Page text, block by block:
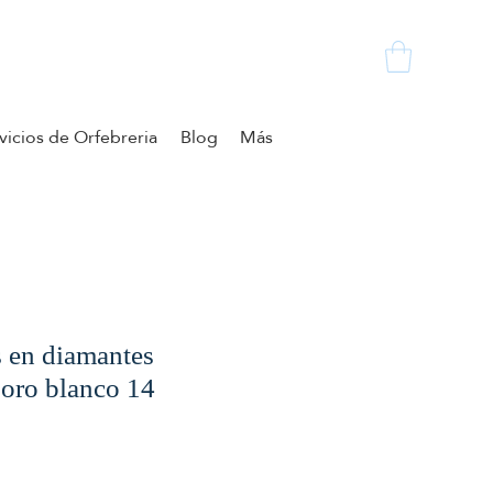
de Orfebreria Blog Más
diamantes
blanco 14